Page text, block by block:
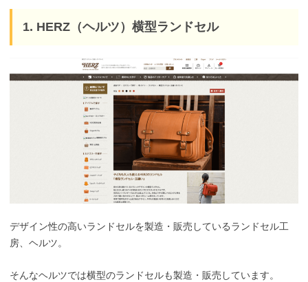
1. HERZ（ヘルツ）横型ランドセル
デザイン性の高いランドセルを製造・販売しているランドセル工
房、ヘルツ。
そんなヘルツでは横型のランドセルも製造・販売しています。